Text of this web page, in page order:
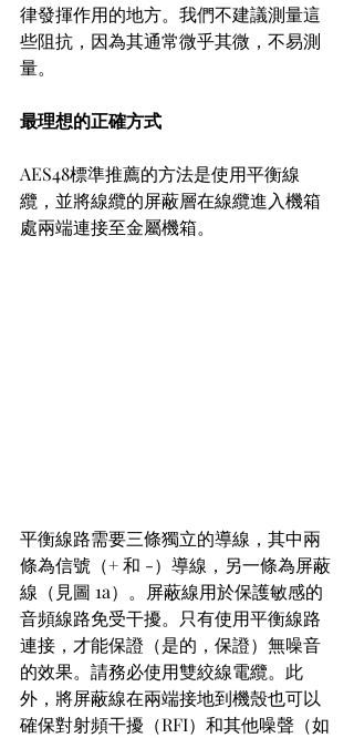
律發揮作用的地方。我們不建議測量這
些阻抗，因為其通常微乎其微，不易測
量。
最理想的正確方式
AES48標準推薦的方法是使用平衡線
纜，並將線纜的屏蔽層在線纜進入機箱
處兩端連接至金屬機箱。
平衡線路需要三條獨立的導線，其中兩
條為信號（+ 和 -）導線，另一條為屏蔽
線（見圖 1a）。屏蔽線用於保護敏感的
音頻線路免受干擾。只有使用平衡線路
連接，才能保證（是的，保證）無噪音
的效果。請務必使用雙絞線電纜。此
外，將屏蔽線在兩端接地到機殼也可以
確保對射頻干擾（RFI）和其他噪聲（如